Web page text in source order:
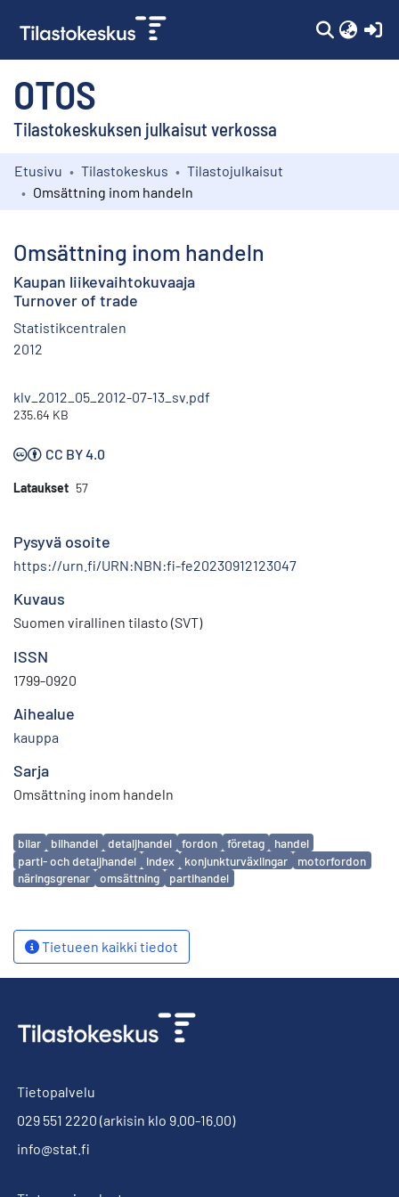
OTOS
Tilastokeskuksen julkaisut verkossa
Kokoelmat
Etusivu Tilastokeskus
Tilastojulkaisut
Omsättning inom handeln
Omsättning inom handeln
Kaupan liikevaihtokuvaaja
Turnover of trade
Statistikcentralen
2012
klv_2012_05_2012-07-13_sv.pdf
235.64 KB
CC BY 4.0
Lataukset 57
Pysyvä osoite
https://urn.fi/URN:NBN:fi-fe20230912123047
Kuvaus
Suomen virallinen tilasto (SVT)
ISSN
1799-0920
Aihealue
kauppa
Sarja
Omsättning inom handeln
Avainsanat
bilar bilhandel detaljhandel fordon företag
handel
parti- och detaljhandel
index konjunkturväxlingar
motorfordon
näringsgrenar
omsättning partihandel
Tietueen kaikki tiedot
Tietopalvelu
029 551 2220 (arkisin klo 9.00-16.00)
info@stat.fi